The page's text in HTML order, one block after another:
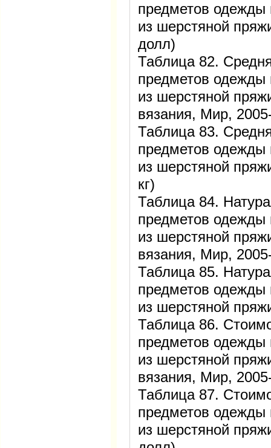
предметов одежды
из шерстяной
долл)
Таблица 82.
предметов одежды
из шерстяной
вязания, Мир,
Таблица 83.
предметов одежды
из шерстяной
кг)
Таблица 84.
предметов одежды
из шерстяной
вязания, Мир,
Таблица 85.
предметов одежды
из шерстяной
Таблица 86.
предметов одежды
из шерстяной
вязания, Мир,
Таблица 87.
предметов одежды
из шерстяной